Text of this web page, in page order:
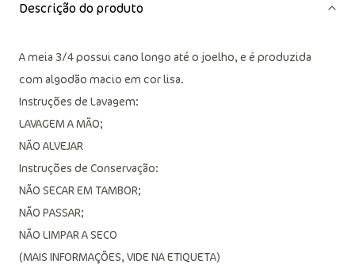
Descrição do produto
A meia 3/4 possui cano longo até o joelho, e é produzida
com algodão macio em cor lisa.
Instruções de Lavagem:
LAVAGEM A MÃO;
NÃO ALVEJAR
Instruções de Conservação:
NÃO SECAR EM TAMBOR;
NÃO PASSAR;
NÃO LIMPAR A SECO
(MAIS INFORMAÇÕES, VIDE NA ETIQUETA)